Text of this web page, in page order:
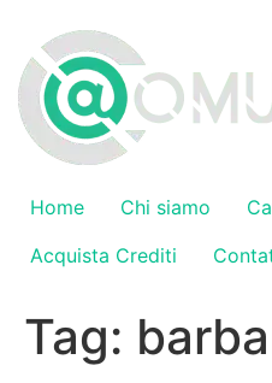
contenuto
Home Chi siamo
Acquista Crediti
Tag: